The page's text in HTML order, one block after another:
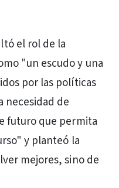
el rol de la
"un escudo y una
por las políticas
necesidad de
futuro que permita
y planteó la
mejores, sino de